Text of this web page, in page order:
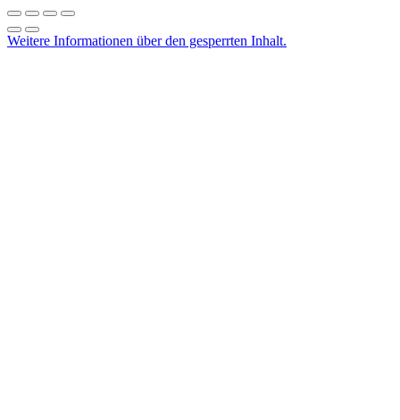
Weitere Informationen über den gesperrten Inhalt.